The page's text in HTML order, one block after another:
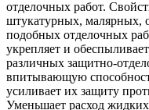
отделочных работ.
штукатурных, малярных,
подобных отделочных
укрепляет и
различных защитно-
впитывающую
усиливает их защиту
Уменьшает расход